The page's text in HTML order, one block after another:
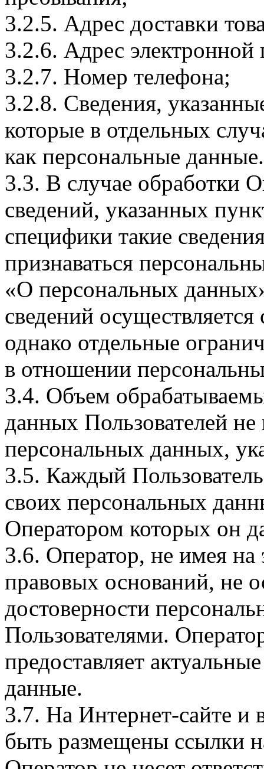
3.2.5. Адрес доставки
3.2.6. Адрес электронной
3.2.7. Номер телефона;
3.2.8. Сведения,
которые в отдельных
как персональные данные.
3.3. В случае обработки
сведений, указанных
специфики такие
признаваться
«О персональных
сведений
однако отдельные
в отношении
3.4. Объем
данных Пользователей
персональных данных,
3.5. Каждый
своих персональных
Оператором которых он
3.6. Оператор, не имея
правовых оснований, не
достоверности
Пользователями.
предоставляет
данные.
3.7. На Интернет-сайте
быть размещены ссылки